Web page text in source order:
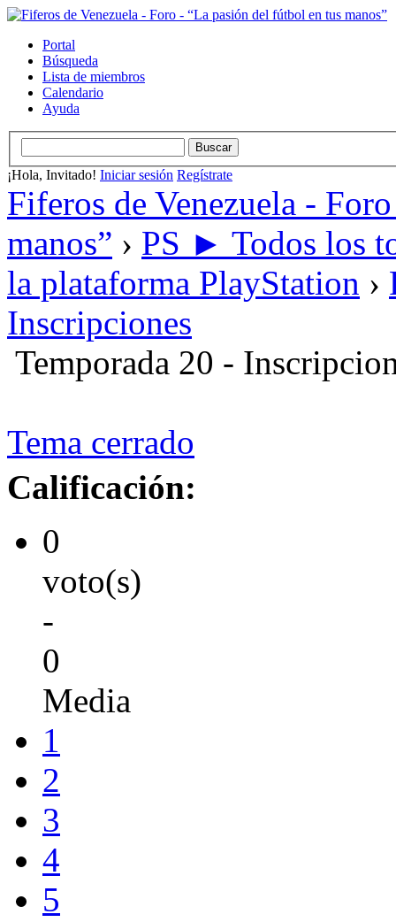
Portal
Búsqueda
Lista de miembros
Calendario
Ayuda
¡Hola, Invitado! Iniciar sesión Regístrate
Fiferos de Venezuela -
manos” › PS ► Todos los
la plataforma PlayStation ›
Inscripciones
Temporada 20 -
Tema cerrado
Calificación:
0
voto(s)
-
0
Media
1
2
3
4
5